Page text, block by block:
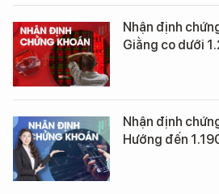
Nhận định
Giằng co dưới
Nhận định
Hướng đến